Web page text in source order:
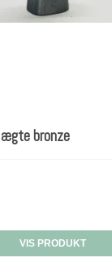
bronze
VIS PRODUKT